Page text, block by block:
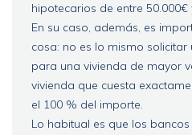
hipotecarios de entre 50.000€
En su caso, además, es
cosa: no es lo mismo
para una vivienda de mayor
vivienda que cuesta
el 100 % del importe.
Lo habitual es que los bancos